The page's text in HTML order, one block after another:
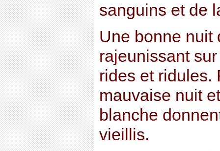
sanguins et de
Une bonne nuit
rajeunissant
rides et ridules.
mauvaise nuit
blanche
vieillis.